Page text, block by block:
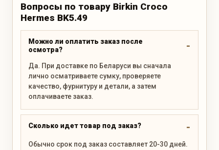
Вопросы по товару Birkin Croco
Hermes BK5.49
Можно ли оплатить заказ после
осмотра?
Да. При доставке по Беларуси вы сначала
лично осматриваете сумку, проверяете
качество, фурнитуру и детали, а затем
оплачиваете заказ.
Сколько идет товар под заказ?
Обычно срок под заказ составляет 20-30 дней.